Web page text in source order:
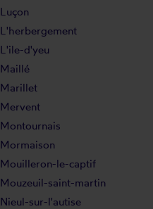
Luçon
L'herbergement
L'ile-d'yeu
Maillé
Marillet
Mervent
Montournais
Mormaison
Mouilleron-le-captif
Mouzeuil-saint-martin
Nieul-sur-l'autise